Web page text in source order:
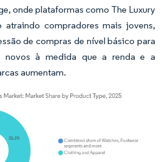
onde plataformas como The Luxury
compradores mais jovens,
de compras de nível básico para
novos à medida que a renda e a
aumentam.